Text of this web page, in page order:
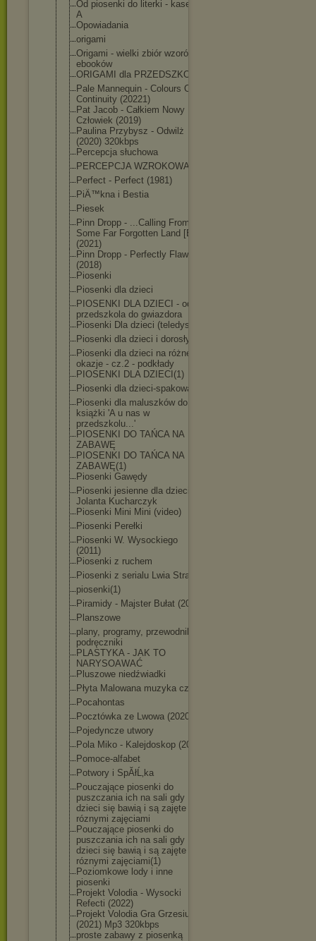
Od piosenki do literki - kaseta
A
Opowiadania
origami
Origami - wielki zbiór wzorów i
ebooków
ORIGAMI dla PRZEDSZKOLA
Pale Mannequin - Colours Of
Continuity (20221)
Pat Jacob - Całkiem Nowy
Człowiek (2019)
Paulina Przybysz - Odwilż
(2020) 320kbps
Percepcja słuchowa
PERCEPCJA WZROKOWA
Perfect - Perfect (1981)
PiÄ™kna i Bestia
Piesek
Pinn Dropp - ...Calling From
Some Far Forgotten Land [EP]
(2021)
Pinn Dropp - Perfectly Flawed
(2018)
Piosenki
Piosenki dla dzieci
PIOSENKI DLA DZIECI - od
przedszkola do gwiazdora
Piosenki Dla dzieci (teledyski)
Piosenki dla dzieci i dorosłych
Piosenki dla dzieci na różne
okazje - cz.2 - podkłady
PIOSENKI DLA DZIECI(1)
Piosenki dla dzieci-spakowa
Piosenki dla maluszków do
książki 'A u nas w
przedszkolu...'
PIOSENKI DO TAŃCA NA
ZABAWĘ
PIOSENKI DO TAŃCA NA
ZABAWĘ(1)
Piosenki Gawędy
Piosenki jesienne dla dzieci -
Jolanta Kucharczyk
Piosenki Mini Mini (video)
Piosenki Perełki
Piosenki W. Wysockiego
(2011)
Piosenki z ruchem
Piosenki z serialu Lwia Straż
piosenki(1)
Piramidy - Majster Bułat (2020)
Planszowe
plany, programy, przewodniki,
podręczniki
PLASTYKA - JAK TO
NARYSOAWAĆ
Pluszowe niedźwiadki
Płyta Malowana muzyka cz 1
Pocahontas
Pocztówka ze Lwowa (2020)
Pojedyncze utwory
Pola Miko - Kalejdoskop (2021)
Pomoce-alfabet
Potwory i SpĂłĹ‚ka
Pouczające piosenki do
puszczania ich na sali gdy
dzieci się bawią i są zajęte
róznymi zajęciami
Pouczające piosenki do
puszczania ich na sali gdy
dzieci się bawią i są zajęte
róznymi zajęciami(1)
Poziomkowe lody i inne
piosenki
Projekt Volodia - Wysocki
Refecti (2022)
Projekt Volodia Gra Grzesiuka
(2021) Mp3 320kbps
proste zabawy z piosenką